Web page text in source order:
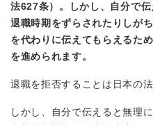
法627条）。しかし、自分で
退職時期をずらされたりしが
を代わりに伝えてもらえるた
を進められます。
退職を拒否することは日本の
しかし、自分で伝えると無理